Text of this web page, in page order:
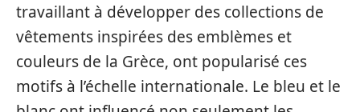
travaillant à développer des collections de
vêtements inspirées des emblèmes et
couleurs de la Grèce, ont popularisé ces
motifs à l’échelle internationale. Le bleu et le